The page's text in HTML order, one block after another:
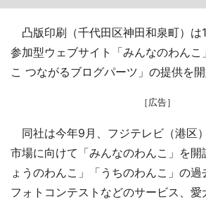
凸版印刷（千代田区神田和泉町）は
参加型ウェブサイト「みんなのわんこ
こ つながるブログパーツ」の提供を開
［広告］
同社は今年9月、フジテレビ（港区
市場に向けて「みんなのわんこ」を開
ょうのわんこ」「うちのわんこ」の
フォトコンテストなどのサービス、